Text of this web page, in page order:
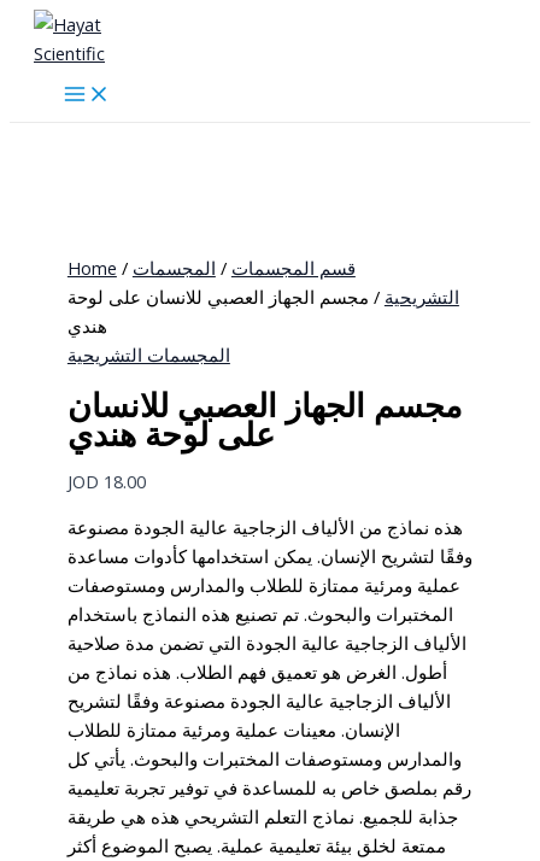
Skip
content
Home / قسم المجسمات / المجسمات
التشريحية / مجسم الجهاز العصبي للانسان على لوحة
هندي
المجسمات التشريحية
مجسم الجهاز العصبي للانسان
على لوحة هندي
JOD 18.00
هذه نماذج من الألياف الزجاجية عالية الجودة مصنوعة
وفقًا لتشريح الإنسان. يمكن استخدامها كأدوات مساعدة
عملية ومرئية ممتازة للطلاب والمدارس ومستوصفات
المختبرات والبحوث. تم تصنيع هذه النماذج باستخدام
الألياف الزجاجية عالية الجودة التي تضمن مدة صلاحية
أطول. الغرض هو تعميق فهم الطلاب. هذه نماذج من
الألياف الزجاجية عالية الجودة مصنوعة وفقًا لتشريح
الإنسان. معينات عملية ومرئية ممتازة للطلاب
والمدارس ومستوصفات المختبرات والبحوث. يأتي كل
رقم بملصق خاص به للمساعدة في توفير تجربة تعليمية
جذابة للجميع. نماذج التعلم التشريحي هذه هي طريقة
ممتعة لخلق بيئة تعليمية عملية. يصبح الموضوع أكثر